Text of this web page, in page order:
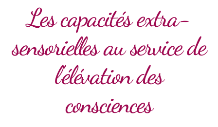
Les capacités extra-
sensorielles au service de
l’élévation des
consciences